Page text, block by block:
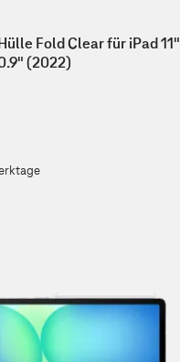
Fold Clear für iPad 11"
(2022)